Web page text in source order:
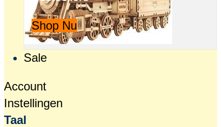
Shop Nu
Sale
Account
Instellingen
Taal